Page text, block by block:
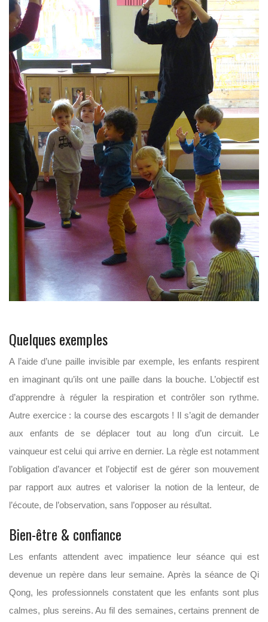
Quelques exemples
A l’aide d’une paille invisible par exemple, les enfants respirent
en imaginant qu’ils ont une paille dans la bouche. L’objectif est
d’apprendre à réguler la respiration et contrôler son rythme.
Autre exercice : la course des escargots ! Il s’agit de demander
aux enfants de se déplacer tout au long d’un circuit. Le
vainqueur est celui qui arrive en dernier. La règle est notamment
l’obligation d’avancer et l’objectif est de gérer son mouvement
par rapport aux autres et valoriser la notion de la lenteur, de
l’écoute, de l’observation, sans l’opposer au résultat.
Bien-être & confiance
Les enfants attendent avec impatience leur séance qui est
devenue un repère dans leur semaine. Après la séance de Qi
Qong, les professionnels constatent que les enfants sont plus
calmes, plus sereins. Au fil des semaines, certains prennent de